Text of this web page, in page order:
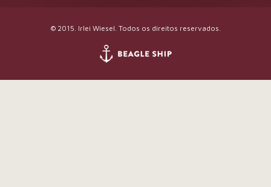
© 2015. Irlei Wiesel. Todos os direitos reservados.